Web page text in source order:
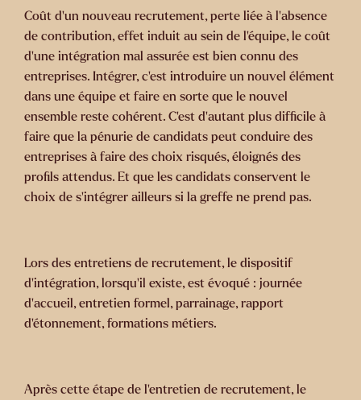
Coût d’un nouveau recrutement, perte liée à l’absence
de contribution, effet induit au sein de l’équipe, le coût
d’une intégration mal assurée est bien connu des
entreprises. Intégrer, c’est introduire un nouvel élément
dans une équipe et faire en sorte que le nouvel
ensemble reste cohérent. C’est d’autant plus difficile à
faire que la pénurie de candidats peut conduire des
entreprises à faire des choix risqués, éloignés des
profils attendus. Et que les candidats conservent le
choix de s’intégrer ailleurs si la greffe ne prend pas.
Lors des entretiens de recrutement, le dispositif
d’intégration, lorsqu’il existe, est évoqué : journée
d’accueil, entretien formel, parrainage, rapport
d’étonnement, formations métiers.
Après cette étape de l’entretien de recrutement, le